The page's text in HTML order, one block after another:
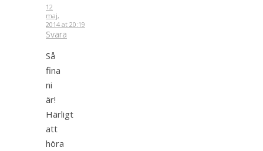
12
maj,
2014 at 20:19
Svara
Så
fina
ni
är!
Härligt
att
höra